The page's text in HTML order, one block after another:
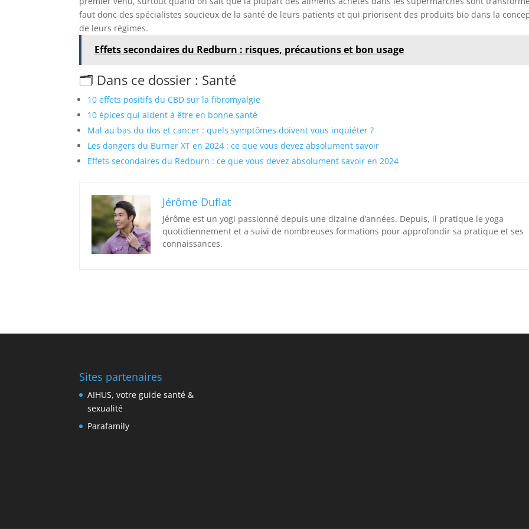
faut donc des spécialistes soucieux de la santé de leurs patients et qui priorisent des produits bio dans la
de leurs régimes.
Effets secondaires du Redburn : risques, précautions et bon usage
🗂️ Dans ce dossier : Santé
10 effets positifs du CBD sur la fibromyalgie
10 épices qui aident à être en bonne santé
Mal au bas du dos et cancer : quels symptômes doivent vous inquiéter ?
Les dangers du Burner XT en 2024 : ce que vous devez absolument savoir
Effets secondaires du Redburn : ce que vous devez absolument savoir en 2024
Jérôme Duflat
Jérôme est un yogi passionné depuis une dizaine d’années. Depuis, il pratique le yoga
quotidiennement et a suivi de nombreuses formations pour approfondir sa pratique et ses
connaissances.
Sites partenaires
AIHUS, votre guide santé &
sexualité
Parafamily